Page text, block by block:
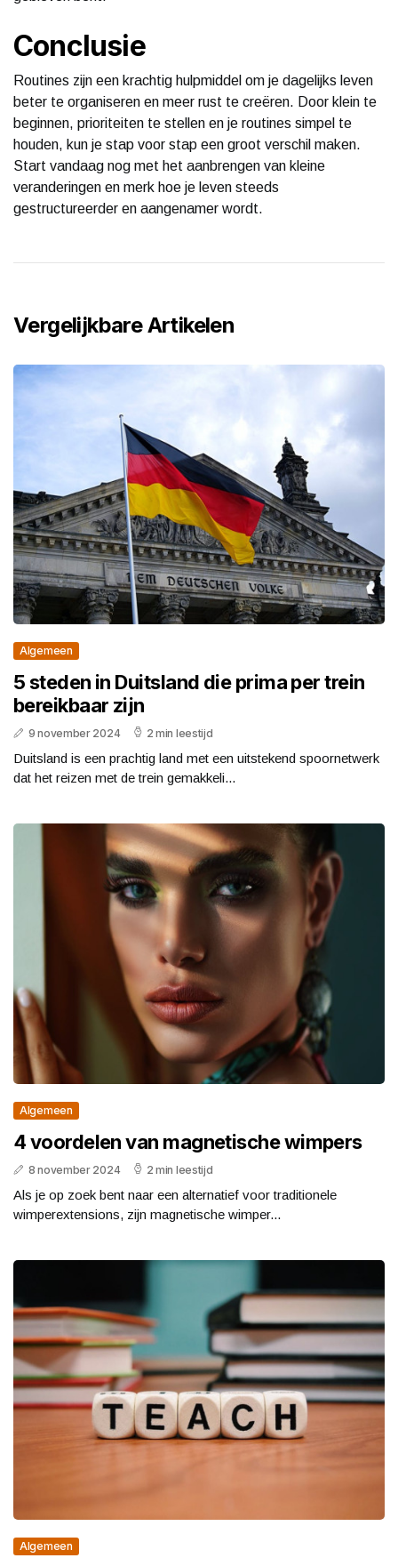
Conclusie
Routines zijn een krachtig hulpmiddel om je dagelijks leven
beter te organiseren en meer rust te creëren. Door klein te
beginnen, prioriteiten te stellen en je routines simpel te
houden, kun je stap voor stap een groot verschil maken.
Start vandaag nog met het aanbrengen van kleine
veranderingen en merk hoe je leven steeds
gestructureerder en aangenamer wordt.
Vergelijkbare Artikelen
Algemeen
5 steden in Duitsland die prima per trein
bereikbaar zijn
9 november 2024 2 min leestijd
Duitsland is een prachtig land met een uitstekend spoornetwerk
dat het reizen met de trein gemakkeli...
Algemeen
4 voordelen van magnetische wimpers
8 november 2024 2 min leestijd
Als je op zoek bent naar een alternatief voor traditionele
wimperextensions, zijn magnetische wimper...
Algemeen